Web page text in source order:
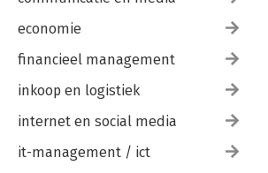
economie
financieel management
inkoop en logistiek
internet en social media
it-management / ict